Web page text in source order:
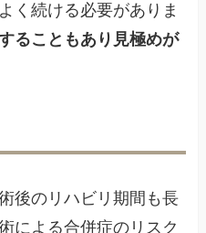
く続ける必要がありま
ることもあり見極めが
後のリハビリ期間も長
による合併症のリスク